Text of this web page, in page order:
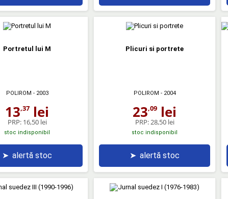
Portretul lui M
POLIROM - 2003
13,37 lei
PRP: 16,50 lei
stoc indisponibil
➤ alertă stoc
Plicuri si portrete
POLIROM - 2004
23,09 lei
PRP:28,50 lei
stoc indisponibil
➤ alertă stoc